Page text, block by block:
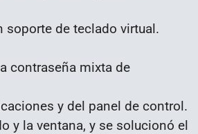
soporte de teclado virtual.
contraseña mixta de
y del panel de control.
y la ventana, y se solucionó el